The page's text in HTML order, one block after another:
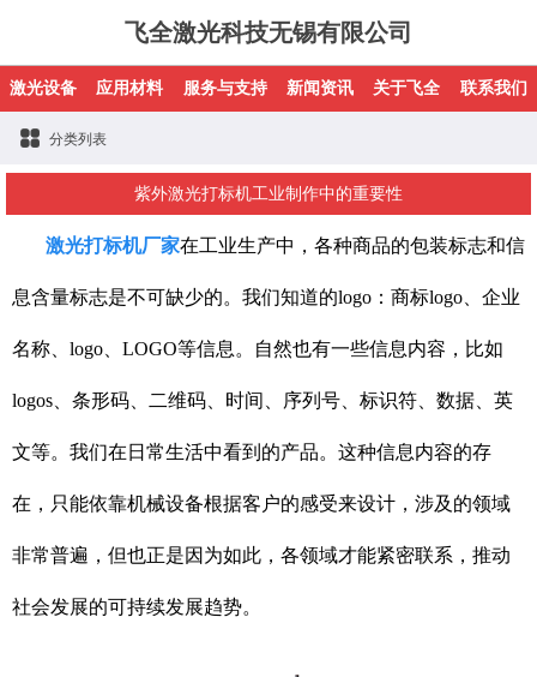
飞全激光科技无锡有限公司
激光设备 应用材料 服务与支持 新闻资讯 关于飞全 联系我们
分类列表
紫外激光打标机工业制作中的重要性
激光打标机厂家在工业生产中，各种商品的包装标志和信
息含量标志是不可缺少的。我们知道的logo：商标logo、企业
名称、logo、LOGO等信息。自然也有一些信息内容，比如
logos、条形码、二维码、时间、序列号、标识符、数据、英
文等。我们在日常生活中看到的产品。这种信息内容的存
在，只能依靠机械设备根据客户的感受来设计，涉及的领域
非常普遍，但也正是因为如此，各领域才能紧密联系，推动
社会发展的可持续发展趋势。